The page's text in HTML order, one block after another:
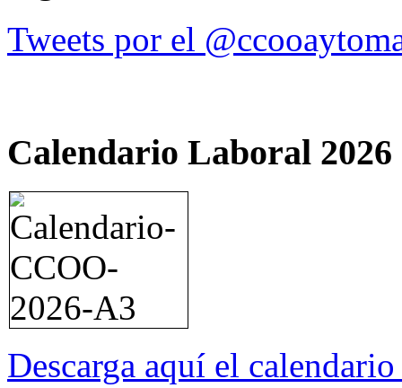
Tweets por el
Calendario Laboral 2026
Descarga aquí el